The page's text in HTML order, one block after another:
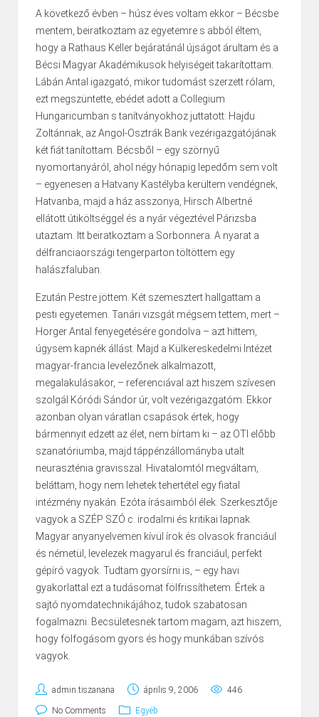
A következő évben – húsz éves voltam ekkor – Bécsbe
mentem, beiratkoztam az egyetemre s ab­ból éltem,
hogy a Rathaus Keller bejáratánál újságot árultam és a
Bécsi Magyar Akadé­miku­sok helyiségeit takarítottam.
Lábán Antal igazgató, mikor tudomást szerzett rólam,
ezt meg­szün­­tette, ebédet adott a Collegium
Hungaricumban s tanítványokhoz juttatott: Hajdu
Zoltán­nak, az Angol-Osztrák Bank vezérigazgatójának
két fiát tanítottam. Bécsből – egy ször­nyű
nyomortanyáról, ahol négy hónapig lepedőm sem volt
– egyenesen a Hatvany Kastély­ba kerül­tem vendégnek,
Hatvanba, majd a ház asszonya, Hirsch Albertné
ellátott útiköltséggel és a nyár végeztével Párizsba
utaztam. Itt beiratkoztam a Sorbonnera. A nyarat a
délfranciaorszá­gi tengerparton töltöttem egy
halászfaluban.
Ezután Pestre jöttem. Két szemesztert hallgattam a
pesti egyetemen. Tanári vizsgát mégsem tettem, mert –
Horger Antal fenyegetésére gondolva – azt hittem,
úgysem kapnék állást. Majd a Külkereskedelmi Intézet
magyar-francia levelezőnek alkalmazott,
megalakulásakor, – refe­ren­­ciával azt hiszem szívesen
szolgál Kóródi Sándor úr, volt vezérigazgatóm. Ekkor
azon­ban olyan váratlan csapások értek, hogy
bármennyit edzett az élet, nem bírtam ki – az OTI előbb
szanatóriumba, majd táppénzállományba utalt
neuraszténia gravisszal. Hivatalomtól meg­váltam,
beláttam, hogy nem lehetek tehertétel egy fiatal
intézmény nyakán. Ezóta írásaimból élek. Szerkesztője
vagyok a SZÉP SZÓ c. irodalmi és kritikai lapnak.
Magyar anya­nyelvemen kívül írok és olvasok franciául
és németül, levelezek magyarul és franciául, perfekt
gépíró vagyok. Tudtam gyorsírni is, – egy havi
gyakorlattal ezt a tudásomat fölfrissíthetem. Értek a
sajtó nyomdatechnikájához, tudok szabatosan
fogalmazni. Becsületesnek tartom ma­gam, azt hiszem,
hogy fölfogásom gyors és hogy munkában szívós
vagyok.
admin.tiszanana április 9, 2006 446
No Comments Egyéb